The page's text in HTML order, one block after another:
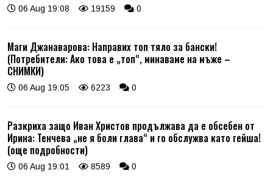
06 Aug 19:08 19159 0
Маги Джанаварова: Направих топ тяло за бански!
(Потребители: Ако това е „топ“, минаваме на мъже –
СНИМКИ)
06 Aug 19:05 6223 0
Разкриха защо Иван Христов продължава да е обсебен от
Ирина: Тенчева „не я боли глава“ и го обслужва като гейша!
(още подробности)
06 Aug 19:01 8589 0